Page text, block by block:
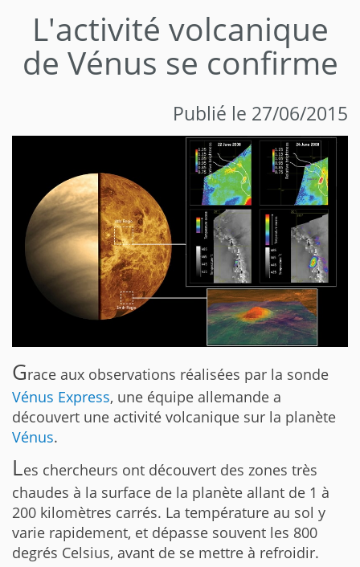
L'activité volcanique
de Vénus se confirme
Publié le 27/06/2015
Grace aux observations réalisées par la sonde
Vénus Express, une équipe allemande a
découvert une activité volcanique sur la planète
Vénus.
Les chercheurs ont découvert des zones très
chaudes à la surface de la planète allant de 1 à
200 kilomètres carrés. La température au sol y
varie rapidement, et dépasse souvent les 800
degrés Celsius, avant de se mettre à refroidir.